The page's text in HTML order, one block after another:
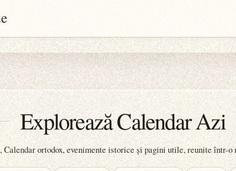
Explorează Calendar Azi
Calendar ortodox, evenimente istorice și pagini utile, reunite într-o